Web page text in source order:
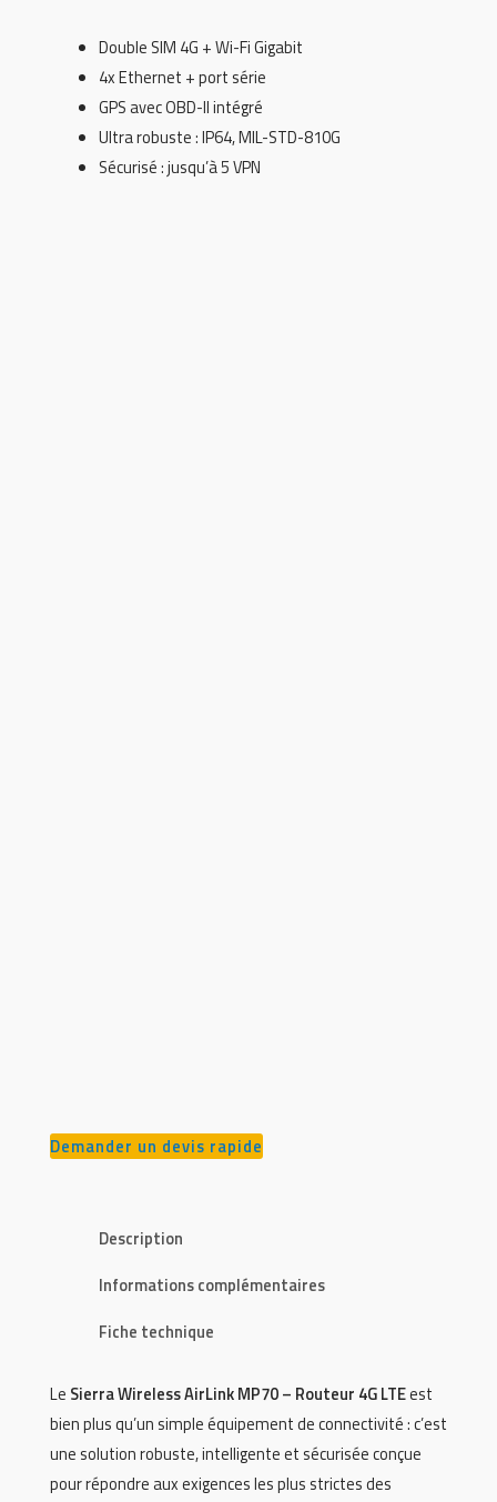
Double SIM 4G + Wi-Fi Gigabit
4x Ethernet + port série
GPS avec OBD-II intégré
Ultra robuste : IP64, MIL-STD-810G
Sécurisé : jusqu’à 5 VPN
Demander un devis rapide
Description
Informations complémentaires
Fiche technique
Le Sierra Wireless AirLink MP70 – Routeur 4G LTEest
bien plus qu’un simple équipement de connectivité : c’est
une solution robuste, intelligente et sécurisée conçue
pour répondre aux exigences les plus strictes des